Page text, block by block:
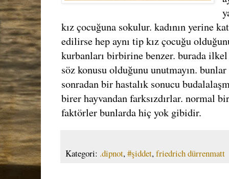
kız çocuğuna sokulur. kadının yerine
edilirse hep aynı tip kız çocuğu
kurbanları birbirine benzer. burada
söz konusu olduğunu unutmayın.
sonradan bir hastalık sonucu
birer hayvandan farksızdırlar. normal
faktörler bunlarda hiç yok gibidir.
Kategori: .dipnot,#şiddet,friedrich dürrenmatt